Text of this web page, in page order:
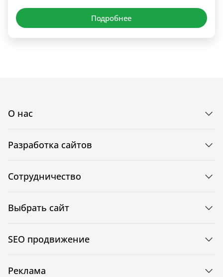
Подробнее
О нас
Разработка сайтов
Сотрудничество
Выбрать сайт
SEO продвижение
Реклама